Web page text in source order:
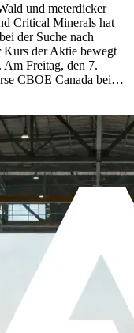
und meterdicker
Critical Minerals hat
der Suche nach
der Aktie bewegt
Am Freitag, den 7.
CBOE Canada bei…